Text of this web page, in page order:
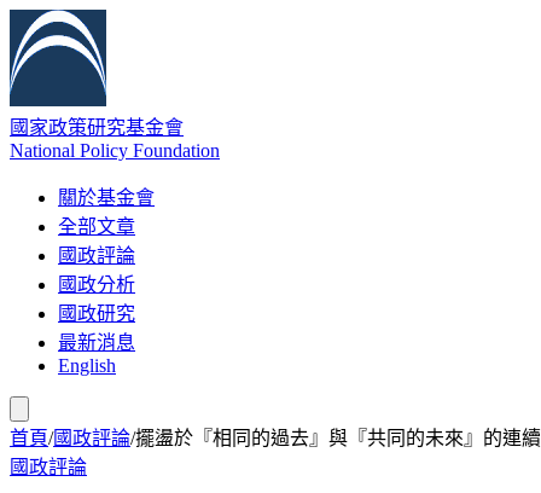
國家政策研究基金會
National Policy Foundation
關於基金會
全部文章
國政評論
國政分析
國政研究
最新消息
English
首頁/國政評論/擺盪於『相同的過去』與『共同的未來』的連
國政評論